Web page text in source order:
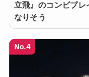
立飛』のコンビプ
なりそう
No.4